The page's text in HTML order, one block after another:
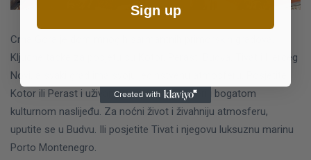
Crna Gora je dom mnogih šarmantnih primorskih gradova.
Ključne tačke za posjetu su Kotor, Perast, Budva, Tivat i Herceg
Novi, a svaki grad ima svoju jedinstvenu atmosferu.
Kotor ili Perast i uživajte u mirnoj atmosferi i bogatom
kulturnom naslijeđu. Za noćni život i živahniju atmosferu,
uputite se u Budvu. Ili posjetite Tivat i njegovu luksuznu marinu
Porto Montenegro.
Sign up